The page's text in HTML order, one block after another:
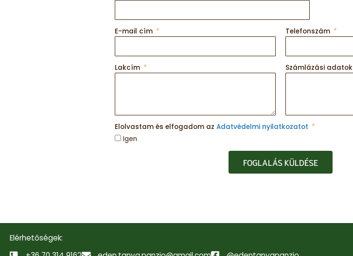
E-mail cím Telefonszám
Lakcím Számlázási adatok
Elolvastam és elfogadom azAdatvédelmi nyilatkozatot
Igen
FOGLALÁS KÜLDÉSE
Elérhetőségek: